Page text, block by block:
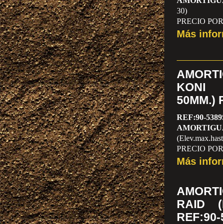
30)
PRECIO
Más
KONI
50MM.)
REF:90-
PRECIO
Más
RAID